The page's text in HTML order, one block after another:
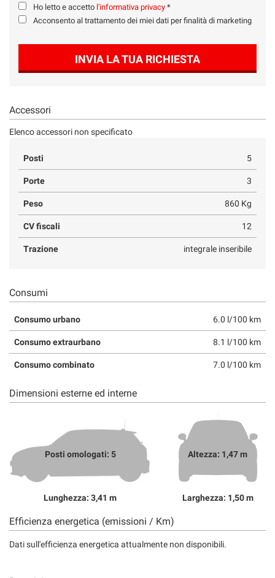
Ho letto e accetto l'informativa privacy *
Acconsento al trattamento dei miei dati per finalità di marketing
INVIA LA TUA RICHIESTA
Accessori
Elenco accessori non specificato
Posti 5
Porte 3
Peso 860 Kg
CV fiscali 12
Trazione integrale inseribile
Consumi
Consumo urbano 6.0 l/100 km
Consumo extraurbano 8.1 l/100 km
Consumo combinato 7.0 l/100 km
Dimensioni esterne ed interne
Posti omologati: 5
Lunghezza: 3,41 m
Altezza: 1,47 m
Larghezza: 1,50 m
Efficienza energetica (emissioni / Km)
Dati sull'efficienza energetica attualmente non disponibili.